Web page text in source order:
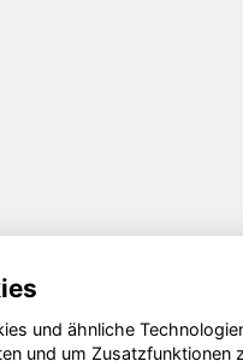
und ähnliche
und um Zusatzfunktionen